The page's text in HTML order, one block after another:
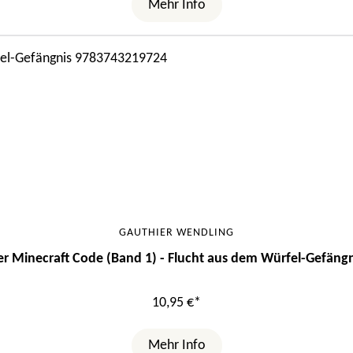
Mehr Info
GAUTHIER WENDLING
Minecraft Code (Band 1) - Flucht aus dem Würfel-
10,95 €*
Mehr Info